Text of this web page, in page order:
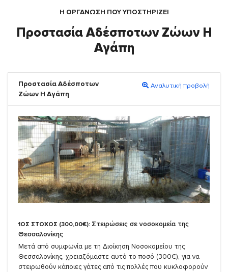
Η ΟΡΓΆΝΩΣΗ ΠΟΥ ΥΠΟΣΤΗΡΙΖΕΙ
Προστασία Αδέσποτων Ζώων Η
Αγάπη
Προστασία Αδέσποτων
Ζώων Η Αγάπη
Αναλυτική προβολή
1ΟΣ ΣΤΟΧΟΣ (300,00€): Στειρώσεις σε νοσοκομεία της
Θεσσαλονίκης
Μετά από συμφωνία με τη Διοίκηση Νοσοκομείου της
Θεσσαλονίκης, χρειαζόμαστε αυτό το ποσό (300€), για να
στειρωθούν κάποιες γάτες από τις πολλές που κυκλοφορούν